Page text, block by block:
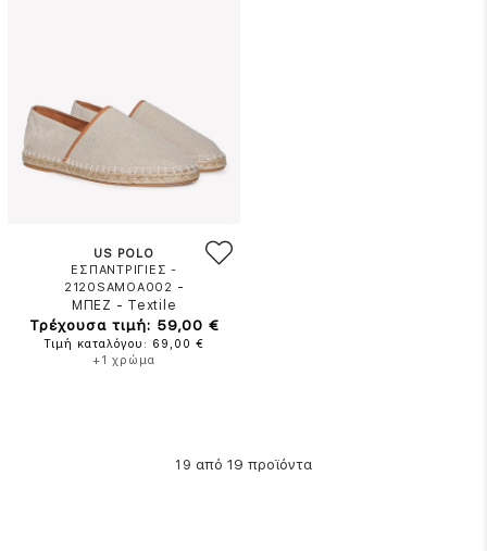
US POLO
ΕΣΠΑΝΤΡΙΓΙΕΣ -
2120SAMOA002 -
ΜΠΕΖ - Textile
Τρέχουσα τιμή: 59,00 €
Τιμή καταλόγου: 69,00 €
+1 χρώμα
19 από 19 προϊόντα